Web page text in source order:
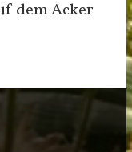
dem Acker